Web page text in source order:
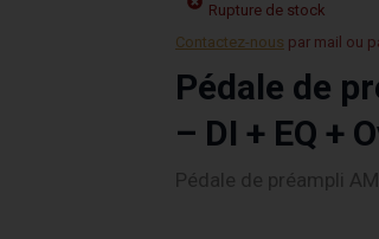
Rupture de stock
Contactez-nous par mail ou
Pédale de
– DI + EQ +
Pédale de préampli